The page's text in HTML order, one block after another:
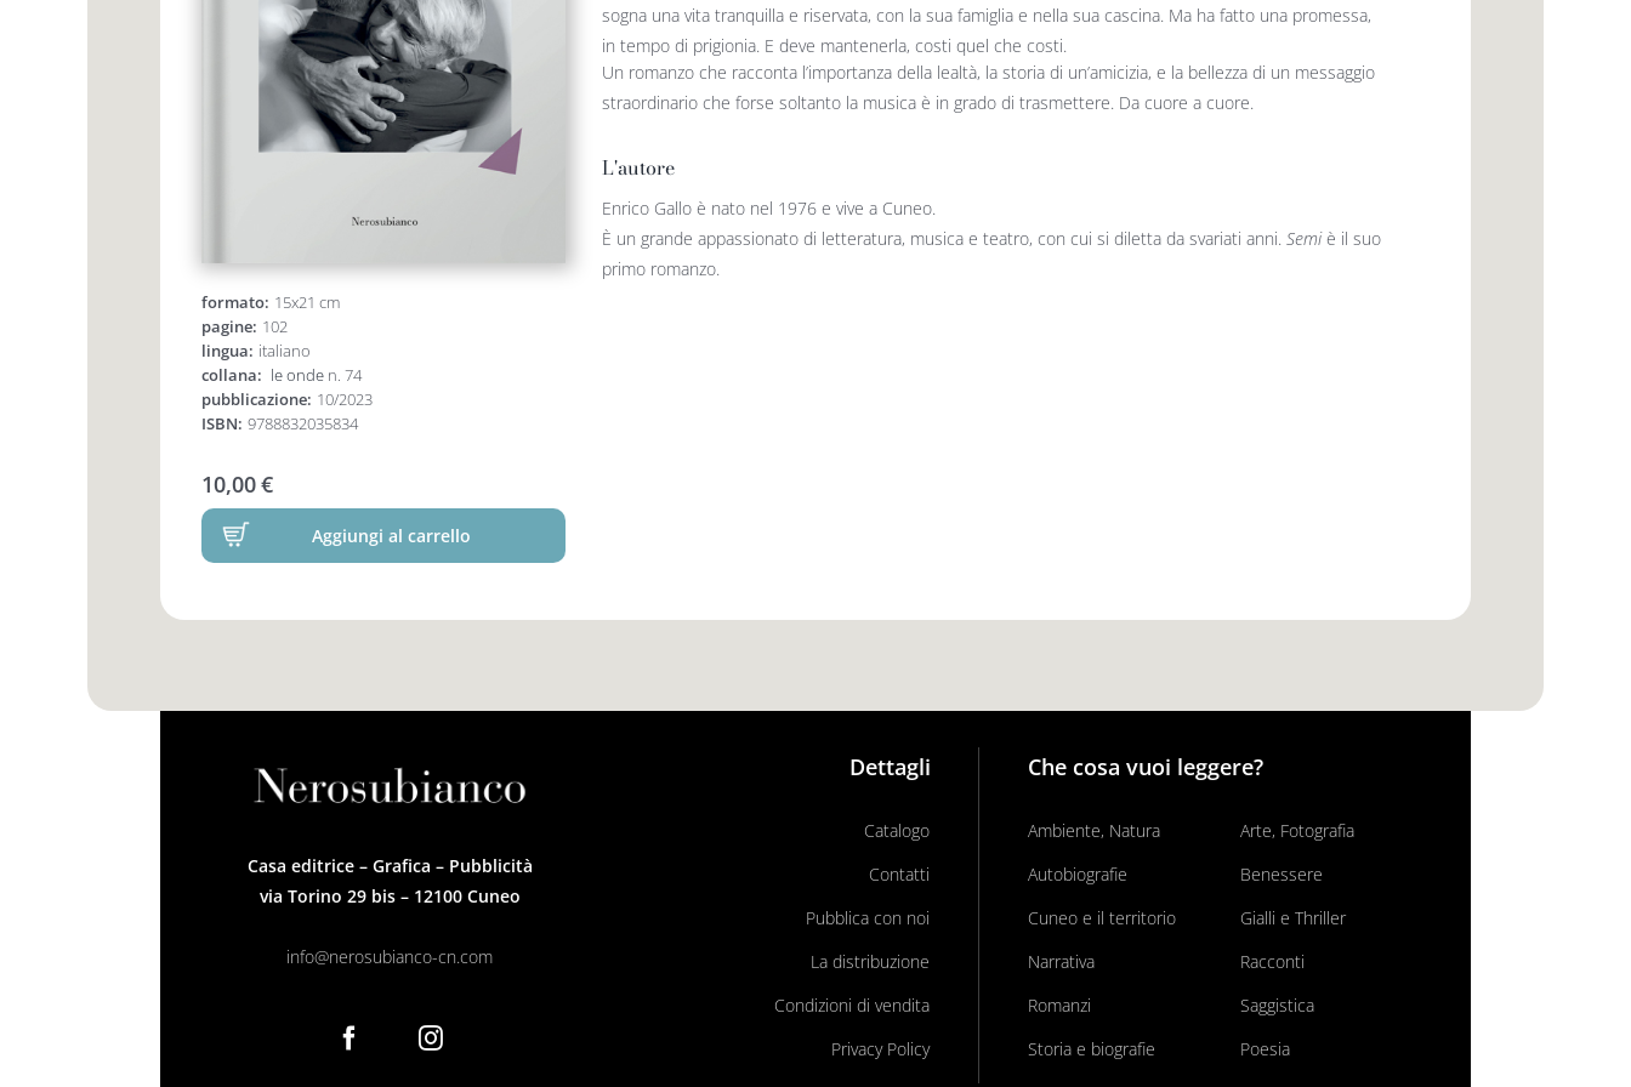
formato: 15x21 cm
pagine: 102
lingua: italiano
collana: le onde n. 74
pubblicazione: 10/2023
ISBN: 9788832035834
10,00€
Aggiungi al carrello
sogna una vita tranquilla e riservata, con la sua famiglia e nella sua cascina. Ma ha fatto una promessa,
in tempo di prigionia. E deve mantenerla, costi quel che costi.
Un romanzo che racconta l’importanza della lealtà, la storia di un’amicizia, e la bellezza di un messaggio
straordinario che forse soltanto la musica è in grado di trasmettere. Da cuore a cuore.
L'autore
Enrico Gallo è nato nel 1976 e vive a Cuneo.
È un grande appassionato di letteratura, musica e teatro, con cui si diletta da svariati anni.Semiè il suo
primo romanzo.
Casa editrice – Grafica – Pubblicità
via Torino 29 bis – 12100 Cuneo
info@nerosubianco-cn.com
Dettagli
Catalogo
Contatti
Pubblica con noi
La distribuzione
Condizioni di vendita
Privacy Policy
Che cosa vuoi leggere?
Ambiente, Natura
Arte, Fotografia
Autobiografie
Benessere
Cuneo e il territorio
Gialli e Thriller
Narrativa
Racconti
Romanzi
Saggistica
Storia e biografie
Poesia